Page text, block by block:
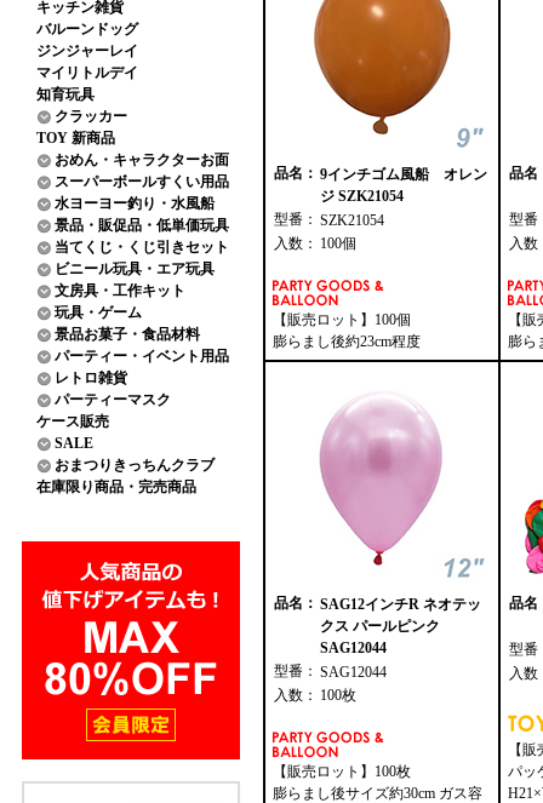
キッチン雑貨
バルーンドッグ
ジンジャーレイ
マイリトルデイ
知育玩具
クラッカー
TOY 新商品
おめん・キャラクターお面
スーパーボールすくい用品
水ヨーヨー釣り・水風船
景品・販促品・低単価玩具
当てくじ・くじ引きセット
ビニール玩具・エア玩具
文房具・工作キット
玩具・ゲーム
景品お菓子・食品材料
パーティー・イベント用品
レトロ雑貨
パーティーマスク
ケース販売
SALE
おまつりきっちんクラブ
在庫限り商品・完売商品
品名： 9インチゴム風船 オレン
ジ SZK21054
型番： SZK21054
入数： 100個
【販売ロット】100個
膨らまし後約23cm程度
品名
型番
入数
【
膨ら
品名： SAG12インチR ネオテッ
クス パールピンク
SAG12044
型番： SAG12044
入数： 100枚
【販売ロット】100枚
膨らまし後サイズ約30cm ガス容
品名
型番
入数
【
パッ